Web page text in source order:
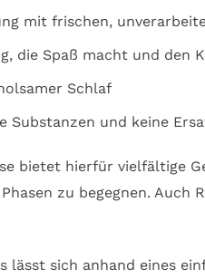
mit frischen,
die Spaß macht und den
Schlaf
Substanzen und keine
bietet hierfür vielfältige
zu begegnen.
lässt sich anhand eines